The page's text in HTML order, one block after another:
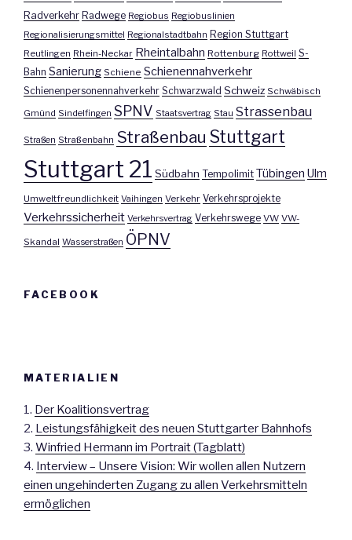
Radverkehr Radwege Regiobus Regiobuslinien
Regionalisierungsmittel Regionalstadtbahn Region Stuttgart
Reutlingen Rhein-Neckar Rheintalbahn Rottenburg Rottweil S-
Bahn Sanierung Schiene Schienennahverkehr
Schienenpersonennahverkehr Schwarzwald Schweiz Schwäbisch
Gmünd Sindelfingen SPNV Staatsvertrag Stau Strassenbau
Straßen Straßenbahn Straßenbau Stuttgart
Stuttgart 21 Südbahn Tempolimit Tübingen Ulm
Umweltfreundlichkeit Vaihingen Verkehr Verkehrsprojekte
Verkehrssicherheit Verkehrsvertrag Verkehrswege VW VW-
Skandal Wasserstraßen ÖPNV
FACEBOOK
MATERIALIEN
1. Der Koalitionsvertrag
2. Leistungsfähigkeit des neuen Stuttgarter Bahnhofs
3. Winfried Hermann im Portrait (Tagblatt)
4. Interview – Unsere Vision: Wir wollen allen Nutzern
einen ungehinderten Zugang zu allen Verkehrsmitteln
ermöglichen